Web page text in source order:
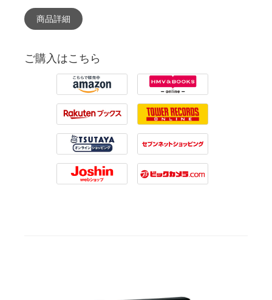
商品詳細
ご購入はこちら
Amazon HMV
Rakuten Tower Records
Tsutaya 7net
Joshin Biccamera